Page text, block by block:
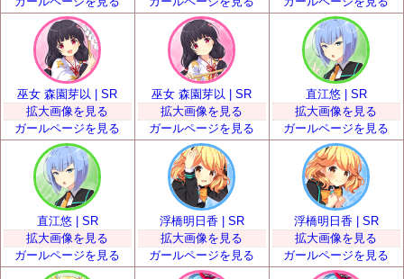
巫女 森園芽以 | SR
拡大画像を見る
ガールページを見る
巫女 森園芽以 | SR
拡大画像を見る
ガールページを見る
直江悠 | SR
拡大画像を見る
ガールページを見る
直江悠 | SR
拡大画像を見る
ガールページを見る
浮橋明日香 | SR
拡大画像を見る
ガールページを見る
浮橋明日香 | SR
拡大画像を見る
ガールページを見る